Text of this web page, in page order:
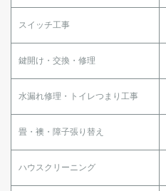
スイッチ工事
鍵開け・交換・修理
水漏れ修理・トイレつまり工事
畳・襖・障子張り替え
ハウスクリーニング